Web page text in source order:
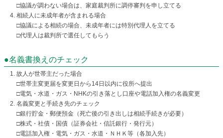
□協議が調わない場合は、家庭裁判所に調停審判を申し立てる
相続人に未成年者が含まれる場合
□協議による相続の場合、未成年者には特別代理人を立てる
□代理人は裁判所で選任してもらう
●名義書換えのチェック
故人が世帯主だった場合
□世帯主変更届を変更日から14日以内に役所へ提出
□電気・水道・ガス・NHKの引き落とし口座や電話加入権の名義変更
名義変更と手続き先のチェック
□銀行貯金・郵便預金（死亡後の引き出しは相続手続きが必要）
□株式・社債・国債（証券会社・信託銀行・発行元）
□電話加入権・電気・ガス・水道・ＮＨＫ等（各加入先）